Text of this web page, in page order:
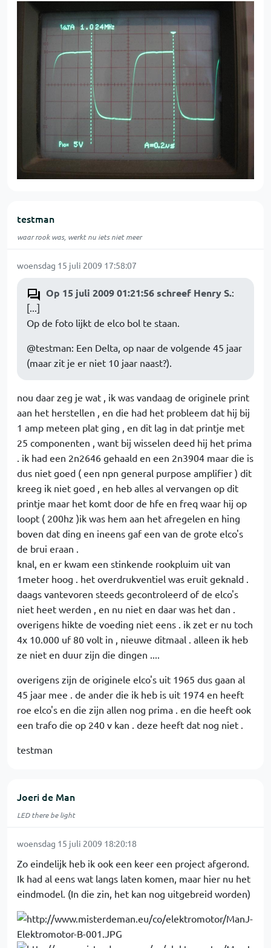
testman
waar rook was, werkt nu iets niet meer
woensdag 15 juli 2009 17:58:07
Op 15 juli 2009 01:21:56 schreef Henry S.:
[...]
Op de foto lijkt de elco bol te staan.
@testman: Een Delta, op naar de volgende 45 jaar
(maar zit je er niet 10 jaar naast?).
nou daar zeg je wat , ik was vandaag de originele print
aan het herstellen , en die had het probleem dat hij bij
1 amp meteen plat ging , en dit lag in dat printje met
25 componenten , want bij wisselen deed hij het prima
. ik had een 2n2646 gehaald en een 2n3904 maar die is
dus niet goed ( een npn general purpose amplifier ) dit
kreeg ik niet goed , en heb alles al vervangen op dit
printje maar het komt door de hfe en freq waar hij op
loopt ( 200hz )ik was hem aan het afregelen en hing
boven dat ding en ineens gaf een van de grote elco's
de brui eraan .
knal, en er kwam een stinkende rookpluim uit van
1meter hoog . het overdrukventiel was eruit geknald .
daags vantevoren steeds gecontroleerd of de elco's
niet heet werden , en nu niet en daar was het dan .
overigens hikte de voeding niet eens . ik zet er nu toch
4x 10.000 uf 80 volt in , nieuwe ditmaal . alleen ik heb
ze niet en duur zijn die dingen ....
overigens zijn de originele elco's uit 1965 dus gaan al
45 jaar mee . de ander die ik heb is uit 1974 en heeft
roe elco's en die zijn allen nog prima . en die heeft ook
een trafo die op 240 v kan . deze heeft dat nog niet .
testman
Joeri de Man
LED there be light
woensdag 15 juli 2009 18:20:18
Zo eindelijk heb ik ook een keer een project afgerond.
Ik had al eens wat langs laten komen, maar hier nu het
eindmodel. (In die zin, het kan nog uitgebreid worden)